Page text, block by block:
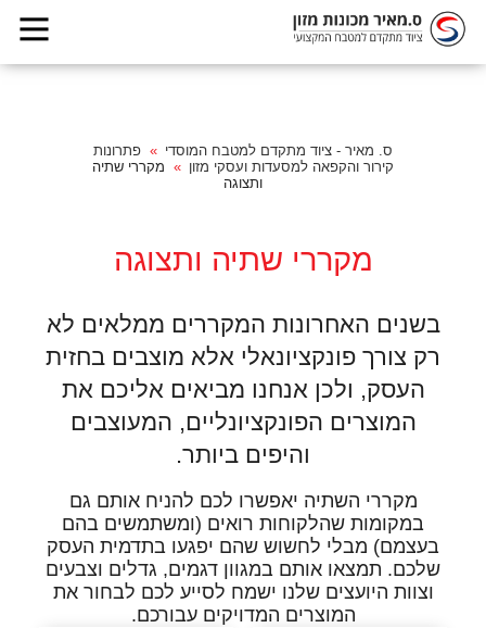
ס. מאיר - ציוד מתקדם למטבח המוסדי
פתרונות
קירור והקפאה למסעדות ועסקי מזון
מקררי שתיה
ותצוגה
מקררי שתיה ותצוגה
בשנים האחרונות המקררים ממלאים לא
רק צורך פונקציונאלי אלא מוצבים בחזית
העסק, ולכן אנחנו מביאים אליכם את
המוצרים הפונקציונליים, המעוצבים
והיפים ביותר.
מקררי השתיה יאפשרו לכם להניח אותם גם
במקומות שהלקוחות רואים (ומשתמשים בהם
בעצמם) מבלי לחשוש שהם יפגעו בתדמית העסק
שלכם. תמצאו אותם במגוון דגמים, גדלים וצבעים
וצוות היועצים שלנו ישמח לסייע לכם לבחור את
המוצרים המדויקים עבורכם.